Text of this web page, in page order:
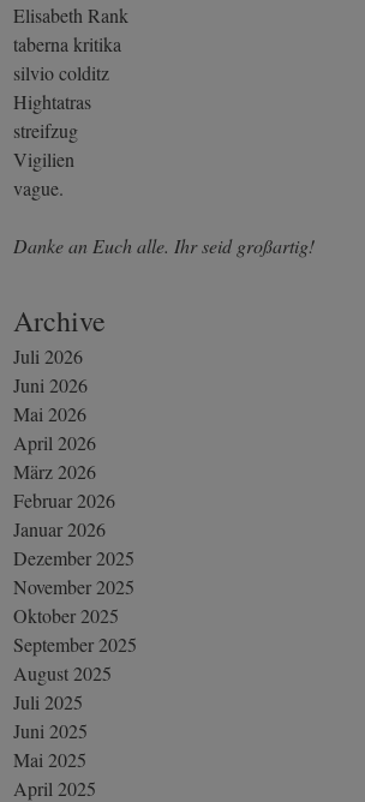
Elisabeth Rank
taberna kritika
silvio colditz
Hightatras
streifzug
Vigilien
vague.
Danke an Euch alle. Ihr seid großartig!
Archive
Juli 2026
Juni 2026
Mai 2026
April 2026
März 2026
Februar 2026
Januar 2026
Dezember 2025
November 2025
Oktober 2025
September 2025
August 2025
Juli 2025
Juni 2025
Mai 2025
April 2025